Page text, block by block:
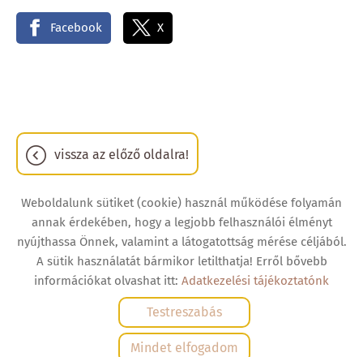
Facebook X
vissza az előző oldalra!
© 2026 - Minden jog fenntartva
Oldal információk Adatkezelési tájékoztató
ÁSZF
Impresszum
Elállási nyilatkozat Sütik kezelése
Mindet elfogadom
Testreszabás
Weboldalunk sütiket (cookie) használ működése folyamán
annak érdekében, hogy a legjobb felhasználói élményt
nyújthassa Önnek, valamint a látogatottság mérése céljából.
A sütik használatát bármikor letilthatja! Erről bővebb
információkat olvashat itt: Adatkezelési tájékoztatónk